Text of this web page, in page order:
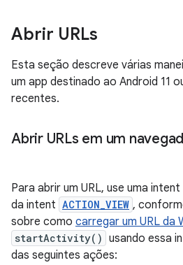
Abrir URLs
Esta seção descreve várias
um app destinado ao Android 11
recentes.
Abrir URLs em um
Para abrir um URL, use uma
da intent ACTION_VIEW ,
sobre como carregar um URL da
startActivity() usando essa
das seguintes ações: